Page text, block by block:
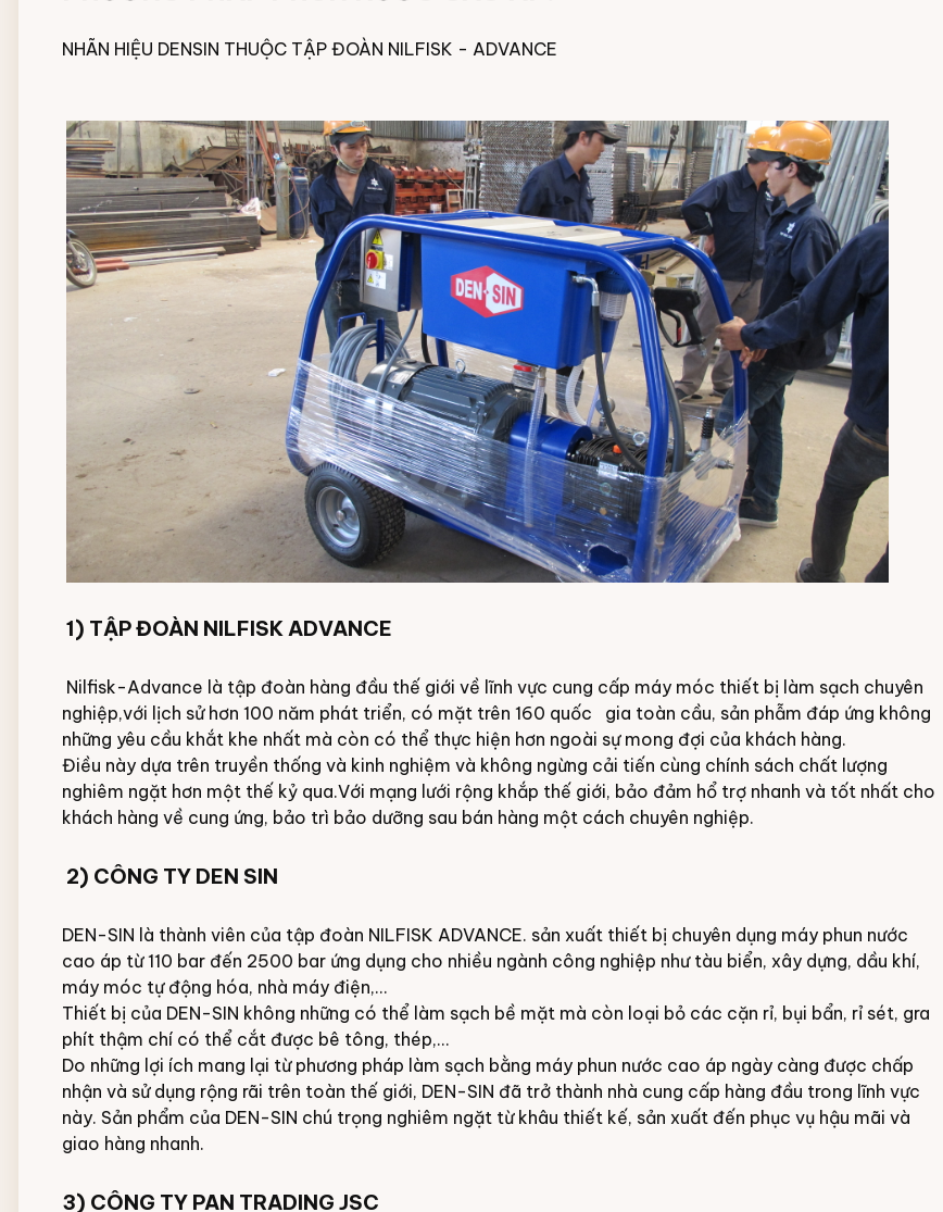
NHÃN HIỆU DENSIN THUỘC TẬP ĐOÀN NILFISK - ADVANCE
1) TẬP ĐOÀN NILFISK ADVANCE
Nilfisk-Advance là tập đoàn hàng đầu thế giới về lĩnh vực cung cấp máy móc thiết bị làm sạch chuyên
nghiệp,với lịch sử hơn 100 năm phát triển, có mặt trên 160 quốc gia toàn cầu, sản phẫm đáp ứng không
những yêu cầu khắt khe nhất mà còn có thể thực hiện hơn ngoài sự mong đợi của khách hàng.
Điều này dựa trên truyền thống và kinh nghiệm và không ngừng cải tiến cùng chính sách chất lượng
nghiêm ngặt hơn một thế kỷ qua.Với mạng lưới rộng khắp thế giới, bảo đảm hổ trợ nhanh và tốt nhất cho
khách hàng về cung ứng, bảo trì bảo dưỡng sau bán hàng một cách chuyên nghiệp.
2) CÔNG TY DEN SIN
DEN-SIN là thành viên của tập đoàn NILFISK ADVANCE. sản xuất thiết bị chuyên dụng máy phun nước
cao áp từ 110 bar đến 2500 bar ứng dụng cho nhiều ngành công nghiệp như tàu biển, xây dựng, dầu khí,
máy móc tự động hóa, nhà máy điện,…
Thiết bị của DEN-SIN không những có thể làm sạch bề mặt mà còn loại bỏ các cặn rỉ, bụi bẩn, rỉ sét, gra
phít thậm chí có thể cắt được bê tông, thép,...
Do những lợi ích mang lại từ phương pháp làm sạch bằng máy phun nước cao áp ngày càng được chấp
nhận và sử dụng rộng rãi trên toàn thế giới, DEN-SIN đã trở thành nhà cung cấp hàng đầu trong lĩnh vực
này. Sản phẩm của DEN-SIN chú trọng nghiêm ngặt từ khâu thiết kế, sản xuất đến phục vụ hậu mãi và
giao hàng nhanh.
3) CÔNG TY PAN TRADING JSC